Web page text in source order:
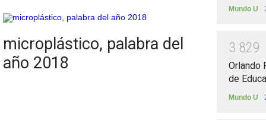
microplástico, palabra del
año 2018
Mundo U
3 829
Orlando
de
Mundo U